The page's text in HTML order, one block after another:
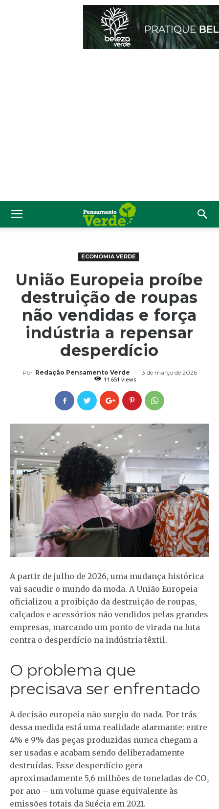
ECONOMIA VERDE
União Europeia proíbe
destruição de roupas
não vendidas e força
indústria a repensar
desperdício
Por Redação Pensamento Verde -
13 de março de 2026
11.651 views
A partir de julho de 2026, uma mudança histórica
vai sacudir o mundo da moda. A União Europeia
oficializou a proibição da destruição de roupas,
calçados e acessórios não vendidos pelas grandes
empresas, marcando um ponto de virada na luta
contra o desperdício na indústria têxtil.
O problema que
precisava ser enfrentado
A decisão europeia não surgiu do nada. Por trás
dessa medida está uma realidade alarmante: entre
4% e 9% das peças produzidas nunca chegam a
ser usadas e acabam sendo deliberadamente
destruídas. Esse desperdício gera
aproximadamente 5,6 milhões de toneladas de CO₂
por ano – um volume quase equivalente às
emissões totais da Suécia em 2021.